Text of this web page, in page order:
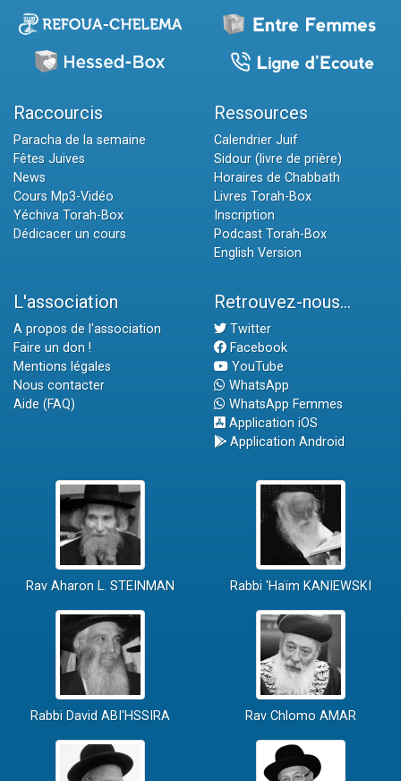
Raccourcis
Paracha de la semaine
Fêtes Juives
News
Cours Mp3-Vidéo
Yéchiva Torah-Box
Dédicacer un cours
Ressources
Calendrier Juif
Sidour (livre de prière)
Horaires de Chabbath
Livres Torah-Box
Inscription
Podcast Torah-Box
English Version
L'association
A propos de l'association
Faire un don !
Mentions légales
Nous contacter
Aide (FAQ)
Retrouvez-nous...
Twitter
Facebook
YouTube
WhatsApp
WhatsApp Femmes
Application iOS
Application Android
Rav Aharon L. STEINMAN Rabbi 'Haïm KANIEWSKI
Rabbi David ABI'HSSIRA Rav Chlomo AMAR